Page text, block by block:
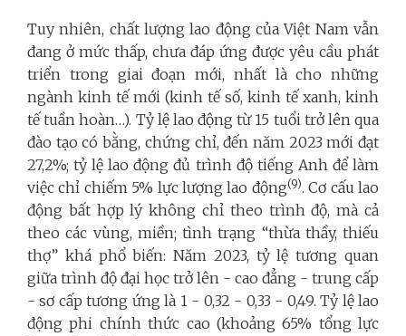
Tuy nhiên, chất lượng lao động của Việt Nam vẫn
đang ở mức thấp, chưa đáp ứng được yêu cầu phát
triển trong giai đoạn mới, nhất là cho những
ngành kinh tế mới (kinh tế số, kinh tế xanh, kinh
tế tuần hoàn…). Tỷ lệ lao động từ 15 tuổi trở lên qua
đào tạo có bằng, chứng chỉ, đến năm 2023 mới đạt
27,2%; tỷ lệ lao động đủ trình độ tiếng Anh để làm
việc chỉ chiếm 5% lực lượng lao động(9). Cơ cấu lao
động bất hợp lý không chỉ theo trình độ, mà cả
theo các vùng, miền; tình trạng “thừa thầy, thiếu
thợ” khá phổ biến: Năm 2023, tỷ lệ tương quan
giữa trình độ đại học trở lên - cao đẳng - trung cấp
- sơ cấp tương ứng là 1 - 0,32 - 0,33 - 0,49. Tỷ lệ lao
động phi chính thức cao (khoảng 65% tổng lực